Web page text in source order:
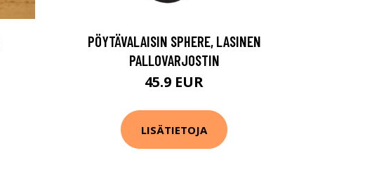
PÖYTÄVALAISIN SPHERE, LASINEN
PALLOVARJOSTIN
45.9 EUR
LISÄTIETOJA